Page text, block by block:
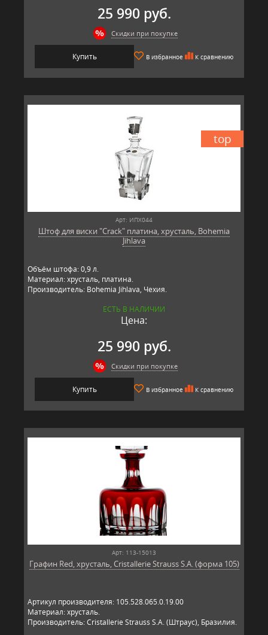
25 990 руб.
Скидки при покупке
Купить В избранное К сравнению
top
Арт: ИПХ044
Штоф для виски "Crack" платина, хрусталь, Bohemia
Jihlava
Объём штофа: 0,9 л.
Материал: хрусталь, платина.
Производитель: Bohemia Jihlava, Чехия.
ЕСТЬ В НАЛИЧИИ
Цена:
25 990 руб.
Скидки при покупке
Купить В избранное К сравнению
Арт: 113-15013
Графин Red, хрусталь, Cristallerie Strauss S.A. (форма 105)
Артикул производителя: 105.528.065.0.19.00
Материал: хрусталь.
Производитель: Cristallerie Strauss S.A. (Штраус), Бразилия.